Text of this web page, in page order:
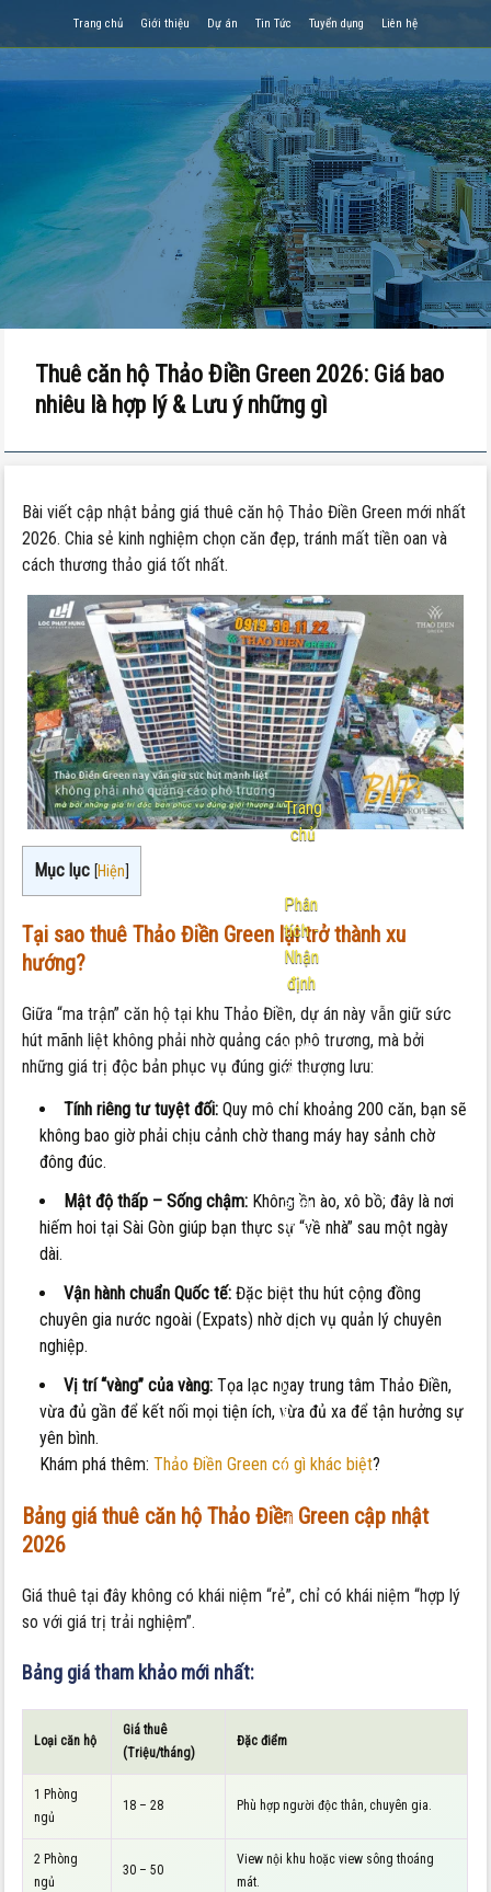
Trang chủ Giới thiệu Dự án Tin Tức Tuyển dụng Liên hệ
Trang
chủ
Phân
tích -
Nhận
định
Nội
dung:
Thuê
căn
Green
2026:
bao
nhiêu
lý
&
ý
gì
Thuê căn hộ Thảo Điền Green 2026: Giá bao
nhiêu là hợp lý & Lưu ý những gì
Bài viết cập nhật bảng giá thuê căn hộ Thảo Điền Green mới nhất
2026. Chia sẻ kinh nghiệm chọn căn đẹp, tránh mất tiền oan và
cách thương thảo giá tốt nhất.
Mục lục [Hiện]
Tại sao thuê Thảo Điền Green lại trở thành xu
hướng?
Giữa “ma trận” căn hộ tại khu Thảo Điền, dự án này vẫn giữ sức
hút mãnh liệt không phải nhờ quảng cáo phô trương, mà bởi
những giá trị độc bản phục vụ đúng giới thượng lưu:
Tính riêng tư tuyệt đối: Quy mô chỉ khoảng 200 căn, bạn sẽ
không bao giờ phải chịu cảnh chờ thang máy hay sảnh chờ
đông đúc.
Mật độ thấp – Sống chậm: Không ồn ào, xô bồ; đây là nơi
hiếm hoi tại Sài Gòn giúp bạn thực sự “về nhà” sau một ngày
dài.
Vận hành chuẩn Quốc tế: Đặc biệt thu hút cộng đồng
chuyên gia nước ngoài (Expats) nhờ dịch vụ quản lý chuyên
nghiệp.
Vị trí “vàng” của vàng: Tọa lạc ngay trung tâm Thảo Điền,
vừa đủ gần để kết nối mọi tiện ích, vừa đủ xa để tận hưởng sự
yên bình.
Khám phá thêm:Thảo Điền Green có gì khác biệt?
Bảng giá thuê căn hộ Thảo Điền Green cập nhật
2026
Giá thuê tại đây không có khái niệm “rẻ”, chỉ có khái niệm “hợp lý
so với giá trị trải nghiệm”.
Bảng giá tham khảo mới nhất:
Loại căn hộ
Giá thuê
(Triệu/tháng)
Đặc điểm
1 Phòng
ngủ
18 – 28 Phù hợp người độc thân, chuyên gia.
2 Phòng
ngủ
30 – 50
View nội khu hoặc view sông thoáng
mát.